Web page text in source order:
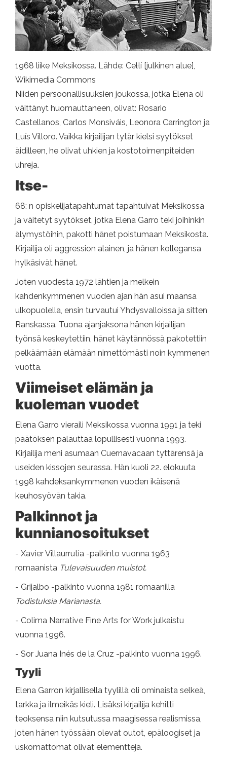
1968 liike Meksikossa. Lähde: Cel·lí [julkinen alue],
Wikimedia Commons
Niiden persoonallisuuksien joukossa, jotka Elena oli
väittänyt huomauttaneen, olivat: Rosario
Castellanos, Carlos Monsiváis, Leonora Carrington ja
Luís Villoro. Vaikka kirjailijan tytär kielsi syytökset
äidilleen, he olivat uhkien ja kostotoimenpiteiden
uhreja.
Itse-
68: n opiskelijatapahtumat tapahtuivat Meksikossa
ja väitetyt syytökset, jotka Elena Garro teki joihinkin
älymystöihin, pakotti hänet poistumaan Meksikosta.
Kirjailija oli aggression alainen, ja hänen kollegansa
hylkäsivät hänet.
Joten vuodesta 1972 lähtien ja melkein
kahdenkymmenen vuoden ajan hän asui maansa
ulkopuolella, ensin turvautui Yhdysvalloissa ja sitten
Ranskassa. Tuona ajanjaksona hänen kirjailijan
työnsä keskeytettiin, hänet käytännössä pakotettiin
pelkäämään elämään nimettömästi noin kymmenen
vuotta.
Viimeiset elämän ja
kuoleman vuodet
Elena Garro vieraili Meksikossa vuonna 1991 ja teki
päätöksen palauttaa lopullisesti vuonna 1993.
Kirjailija meni asumaan Cuernavacaan tyttärensä ja
useiden kissojen seurassa. Hän kuoli 22. elokuuta
1998 kahdeksankymmenen vuoden ikäisenä
keuhosyövän takia.
Palkinnot ja
kunnianosoitukset
- Xavier Villaurrutia -palkinto vuonna 1963
romaanista Tulevaisuuden muistot.
- Grijalbo -palkinto vuonna 1981 romaanilla
Todistuksia Marianasta.
- Colima Narrative Fine Arts for Work julkaistu
vuonna 1996.
- Sor Juana Inés de la Cruz -palkinto vuonna 1996.
Tyyli
Elena Garron kirjallisella tyylillä oli ominaista selkeä,
tarkka ja ilmeikäs kieli. Lisäksi kirjailija kehitti
teoksensa niin kutsutussa maagisessa realismissa,
joten hänen työssään olevat outot, epäloogiset ja
uskomattomat olivat elementtejä.